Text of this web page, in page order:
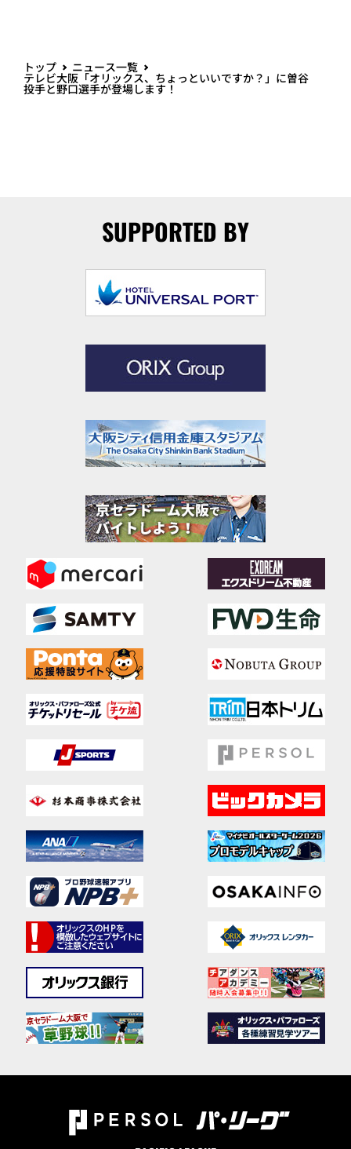
トップ ニュース一覧
テレビ大阪「オリックス、ちょっといいですか？」に曽谷
投手と野口選手が登場します！
SUPPORTED BY